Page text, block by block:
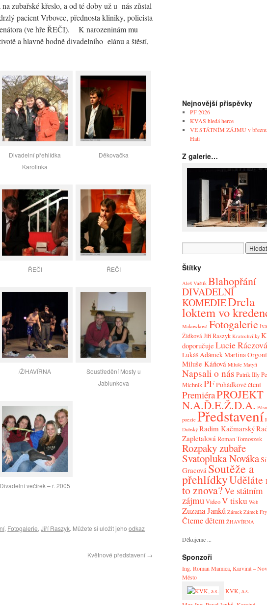
zubařské křeslo, a od té doby už u nás zůstal
pacient Vrbovec, přednosta kliniky, policista
(ve hře ŘEČI). K narozeninám mu
a hlavně hodně divadelního elánu a štěstí,
Divadelní přehlídka
Karolinka
Děkovačka
ŘEČI ŘEČI
/Ž/HAVÍRNA
Soustředění Mosty u
Jablunkova
Divadelní večírek – r. 2005
, Fotogalerie, Jiří Raszyk. Můžete si uložit jeho odkaz
Květnové představení→
Nejnovější příspěvky
PF 2026
KVAS hledá herce
VE STÁTNÍM ZÁJMU v
Hati
Z galerie…
Štítky
Aleš Vaštík Blahopřání
DIVADELNÍ
KOMEDIEDrcla
loktem vo
Makowková Fotogalerie
ŽidkováJiří Raszyk Kratochvilky
doporučuje Lucie Ráczová
Lukáš AdámekMartina
Miluše Káňová Miluše Matyfi
Napsali o nás Patrik Illy
MichnikPFPohádkové čtení
PremiéraPROJEKT
N.A.Ď.E.Ž.D.A.
poezie Představení
Dubský Radim Kačmarský
ZapletalováRoman Tomoszek
Rozpaky zubaře
Svatopluka Nováka
Gracová Soutěže a
přehlídkyUděláte
to znova?Ve státním
zájmuVideoV tisku Web
Zuzana Janků Zámek Zámek
Čteme dětem ŽHAVÍRNA
Děkujeme ...
Sponzoři
Ing. Roman Mamica, Karviná –
Město
KVK, a.s.